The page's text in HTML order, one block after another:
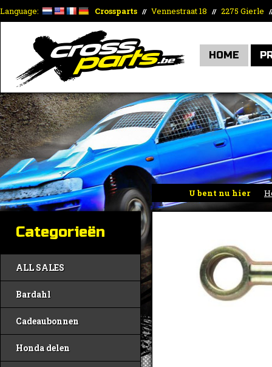
Language: Crossparts // Vennestraat 18 // 2275 Gierle
HOME
U bent nu hier
Categorieën
ALL SALES
Bardahl
Cadeaubonnen
Honda delen